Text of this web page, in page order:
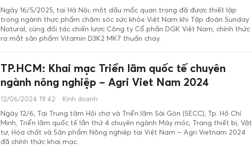
Ngày 16/5/2025, tại Hà Nội, một dấu mốc quan trọng đã được thiết lập
trong ngành thực phẩm chăm sóc sức khỏe Việt Nam khi Tập đoàn Sunday
Natural, cùng đối tác chiến lược Công ty Cổ phần DGK Việt Nam, chính thức
ra mắt sản phẩm Vitamin D3K2 MK7 thuần chay.
TP.HCM: Khai mạc Triển lãm quốc tế chuyên
ngành nông nghiệp – Agri Viet Nam 2024
12/06/2024 19:42 Kinh doanh
Ngày 12/6, Tại Trung tâm Hội chợ và Triển lãm Sài Gòn (SECC), Tp. Hồ Chí
Minh, Triển lãm quốc tế lần thứ 4 chuyên ngành Máy móc, Trang thiết bị, Vật
tư, Hóa chất và Sản phẩm Nông nghiệp tại Việt Nam – Agri Vietnam 2024
đã chính thức khai mạc.